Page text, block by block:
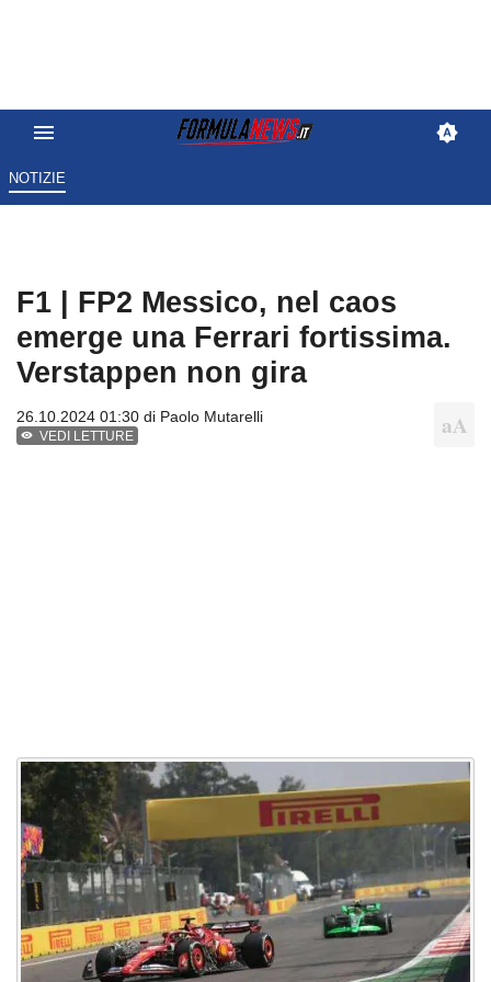
NOTIZIE
F1 | FP2 Messico, nel caos
emerge una Ferrari fortissima.
Verstappen non gira
26.10.2024 01:30 di Paolo Mutarelli
VEDI LETTURE